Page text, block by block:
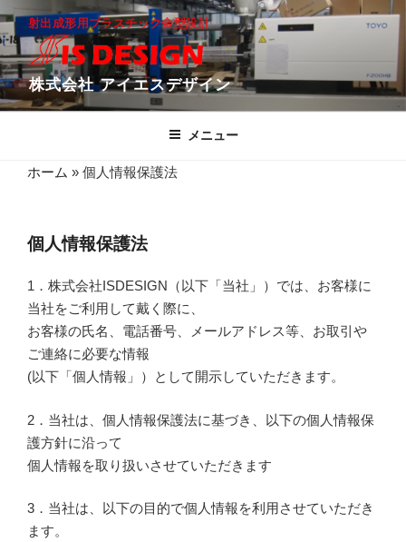
コ
ン
テ
ン
ツ
射出成形用プラスチック金型設計
株式会社 アイエスデザイン
メニュー
ホーム » 個人情報保護法
個人情報保護法
1．株式会社ISDESIGN（以下「当社」）では、お客様に
当社をご利用して戴く際に、
お客様の氏名、電話番号、メールアドレス等、お取引や
ご連絡に必要な情報
(以下「個人情報」）として開示していただきます。
2．当社は、個人情報保護法に基づき、以下の個人情報保
護方針に沿って
個人情報を取り扱いさせていただきます
3．当社は、以下の目的で個人情報を利用させていただき
ます。